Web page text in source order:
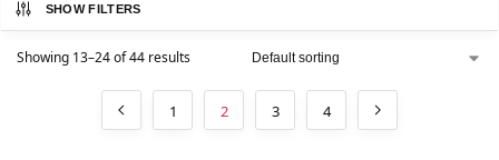
SHOW FILTERS
Showing 13–24 of 44 results
1 2 3 4